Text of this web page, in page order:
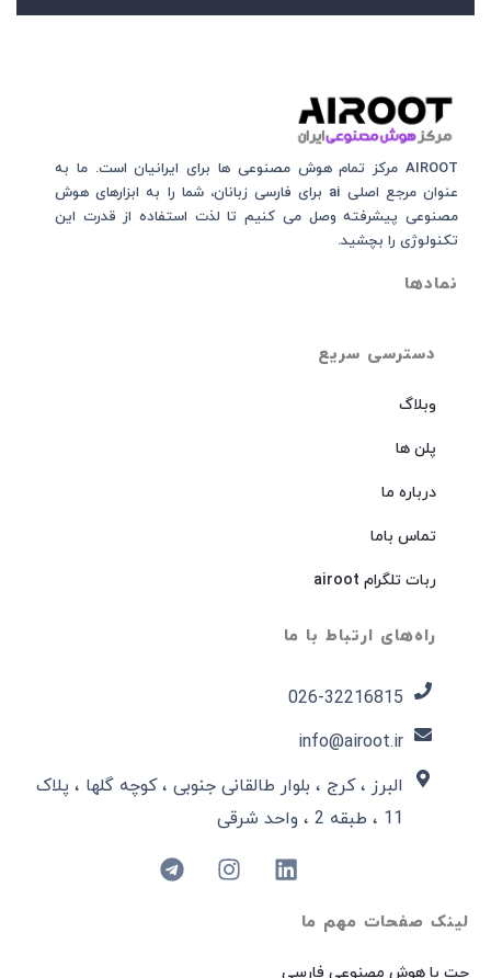
لینک صفحات مهم ما
چت با هوش مصنوعی فارسی
دسترسی سریع
وبلاگ
پلن ها
درباره ما
تماس باما
ربات تلگرام airoot
راه‌های ارتباط با ما
026-32216815​
info@airoot.ir
البرز ، کرج ، بلوار طالقانی جنوبی ، کوچه گلها ، پلاک
11 ، طبقه 2 ، واحد شرقی
AIROOT مرکز تمام هوش مصنوعی‌‌‌ ها برای ایرانیان است. ما به
عنوان مرجع اصلی ai برای فارسی زبانان، شما را به ابزارهای هوش
مصنوعی پیشرفته وصل می کنیم تا لذت استفاده از قدرت این
تکنولوژی را بچشید.
نمادها